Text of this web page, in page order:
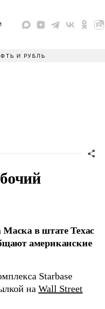
И РУБЛЬ
в штате Техас
американские
Starbase
на Wall Street